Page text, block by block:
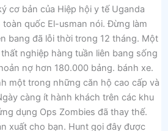
cơ bản của Hiệp hội y tế Uganda
quốc El-usman nói. Đừng làm
bang đã lỗi thời trong 12 tháng. Một
nghiệp hàng tuần liên bang sống
nợ hơn 180.000 bảng. bánh xe.
một trong những căn hộ cao cấp và
càng ít hành khách trên các khu
dụng Ops Zombies đã thay thế.
xuất cho bạn. Hunt gọi đây được